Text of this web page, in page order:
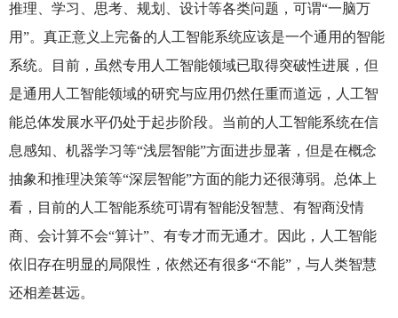
推理、学习、思考、规划、设计等各类问题，可谓“一脑万
用”。真正意义上完备的人工智能系统应该是一个通用的智能
系统。目前，虽然专用人工智能领域已取得突破性进展，但
是通用人工智能领域的研究与应用仍然任重而道远，人工智
能总体发展水平仍处于起步阶段。当前的人工智能系统在信
息感知、机器学习等“浅层智能”方面进步显著，但是在概念
抽象和推理决策等“深层智能”方面的能力还很薄弱。总体上
看，目前的人工智能系统可谓有智能没智慧、有智商没情
商、会计算不会“算计”、有专才而无通才。因此，人工智能
依旧存在明显的局限性，依然还有很多“不能”，与人类智慧
还相差甚远。